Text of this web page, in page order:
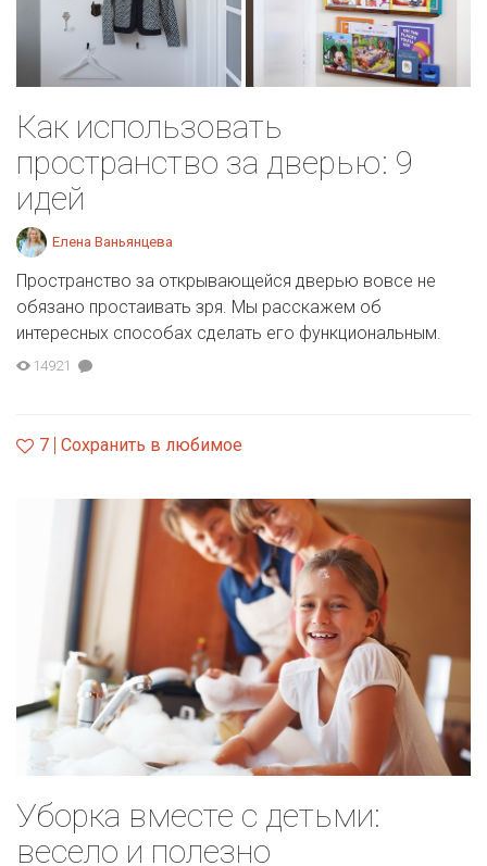
Как использовать
пространство за дверью: 9
идей
Елена Ваньянцева
Пространство за открывающейся дверью вовсе не
обязано простаивать зря. Мы расскажем об
интересных способах сделать его функциональным.
14921
7 Сохранить в любимое
Уборка вместе с детьми:
весело и полезно